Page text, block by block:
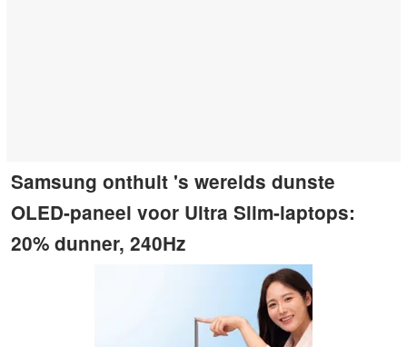
Samsung onthult 's werelds dunste
OLED-paneel voor Ultra Slim-laptops:
20% dunner, 240Hz